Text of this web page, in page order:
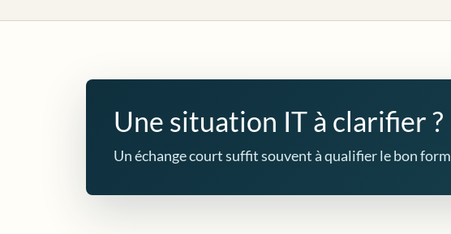
Une situation IT à clarifier ?
Un échange court suffit souvent à qualifier le bon